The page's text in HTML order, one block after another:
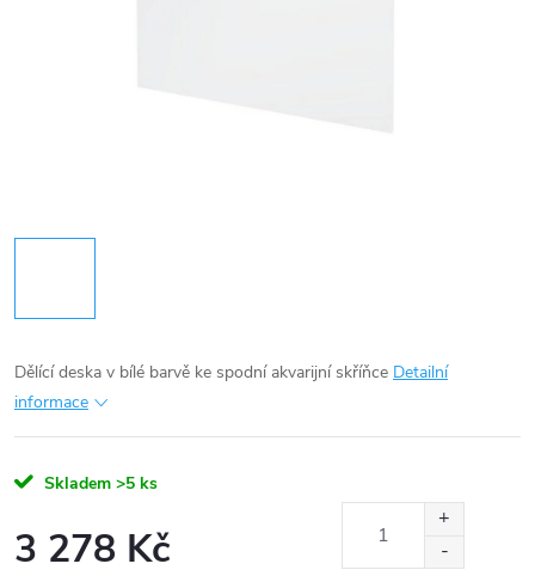
Dělící deska v bílé barvě ke spodní akvarijní skříňce Detailní
informace
Skladem >5 ks
3 278 Kč